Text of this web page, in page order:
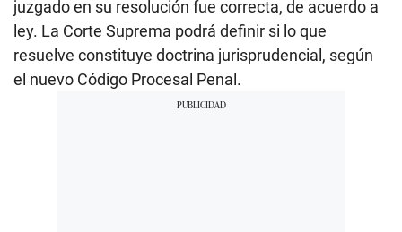
juzgado en su resolución fue correcta, de acuerdo a
ley. La Corte Suprema podrá definir si lo que
resuelve constituye doctrina jurisprudencial, según
el nuevo Código Procesal Penal.